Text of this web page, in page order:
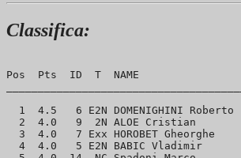
Classifica:
Pos  Pts  ID  T  NAME
1  4.5   6 E2N DOMENIGHINI
2  4.0   9  2N ALOE Cristian
3  4.0   7 Exx HOROBET Gheorghe
4  4.0   5 E2N BABIC Vladimir